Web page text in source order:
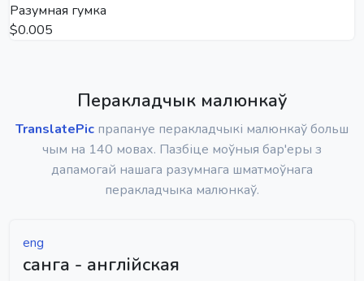
Разумная гумка
$0.005
Перакладчык малюнкаў
TranslatePic прапануе перакладчыкі малюнкаў больш
чым на 140 мовах. Пазбіце моўныя бар'еры з
дапамогай нашага разумнага шматмоўнага
перакладчыка малюнкаў.
eng
санга - англійская